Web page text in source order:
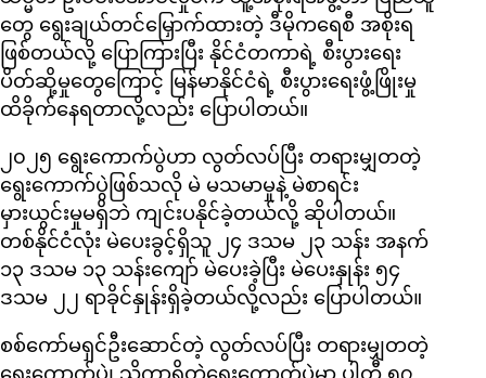
တွေ ရွေးချယ်တင်မြှောက်ထားတဲ့ ဒီမိုကရေစီ အစိုးရ
ဖြစ်တယ်လို့ ပြောကြားပြီး နိုင်ငံတကာရဲ့ စီးပွားရေး
ပိတ်ဆို့မှုတွေကြောင့် မြန်မာနိုင်ငံရဲ့ စီးပွားရေးဖွံ့ဖြိုးမှု
ထိခိုက်နေရတာလို့လည်း ပြောပါတယ်။
၂၀၂၅ ရွေးကောက်ပွဲဟာ လွတ်လပ်ပြီး တရားမျှတတဲ့
ရွေးကောက်ပွဲဖြစ်သလို မဲ မသမာမှုနဲ့ မဲစာရင်း
မှားယွင်းမှုမရှိဘဲ ကျင်းပနိုင်ခဲ့တယ်လို့ ဆိုပါတယ်။
တစ်နိုင်ငံလုံး မဲပေးခွင့်ရှိသူ ၂၄ ဒသမ ၂၃ သန်း အနက်
၁၃ ဒသမ ၁၃ သန်းကျော် မဲပေးခဲ့ပြီး မဲပေးနှုန်း ၅၄
ဒသမ ၂၂ ရာခိုင်နှုန်းရှိခဲ့တယ်လို့လည်း ပြောပါတယ်။
စစ်ကော်မရှင်ဦးဆောင်တဲ့ လွတ်လပ်ပြီး တရားမျှတတဲ့